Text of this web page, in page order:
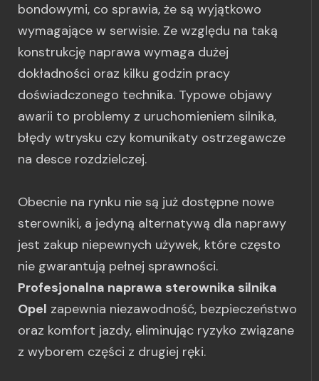
bondowymi, co sprawia, że są wyjątkowo
wymagające w serwisie. Ze względu na taką
konstrukcję naprawa wymaga dużej
dokładności oraz kilku godzin pracy
doświadczonego technika. Typowe objawy
awarii to problemy z uruchomieniem silnika,
błędy wtrysku czy komunikaty ostrzegawcze
na desce rozdzielczej.
Obecnie na rynku nie są już dostępne nowe
sterowniki, a jedyną alternatywą dla naprawy
jest zakup niepewnych używek, które często
nie gwarantują pełnej sprawności.
Profesjonalna naprawa sterownika silnika
Opel zapewnia niezawodność, bezpieczeństwo
oraz komfort jazdy, eliminując ryzyko związane
z wyborem części z drugiej ręki.